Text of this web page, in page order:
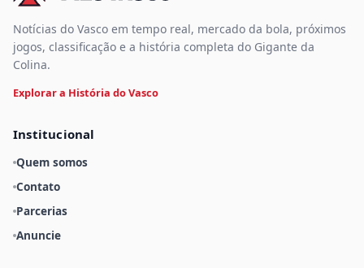
Notícias do Vasco em tempo real, mercado da bola, próximos
jogos, classificação e a história completa do Gigante da
Colina.
Explorar a História do Vasco
Institucional
Quem somos
Contato
Parcerias
Anuncie